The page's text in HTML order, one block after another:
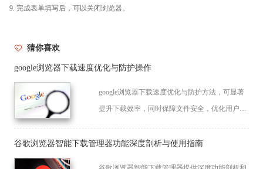
9. 完成表单填写后，可以关闭浏览器。
猜你喜欢
google浏览器下载速度优化与防护操作
google浏览器下载速度优化与防护方法，可显著
提升下载效率，同时保障文件安全，优化用户下
谷歌浏览器智能下载管理器功能深度剖析与使用指南